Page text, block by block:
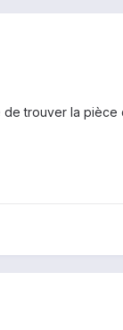
trouver la